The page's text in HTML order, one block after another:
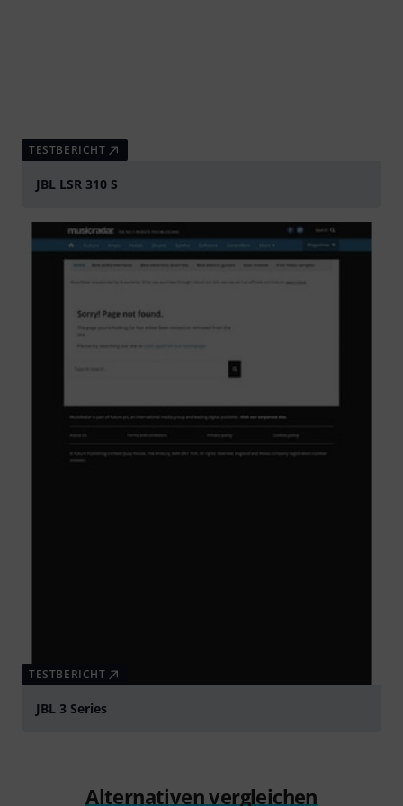
TESTBERICHT
JBL LSR 310 S
TESTBERICHT
JBL 3 Series
Alternativen vergleichen